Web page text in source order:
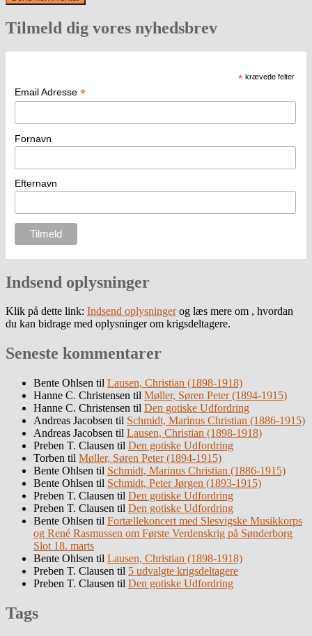
Tilmeld dig vores nyhedsbrev
* krævede felter
Email Adresse *
Fornavn
Efternavn
Indsend oplysninger
Klik på dette link: Indsend oplysningerog læs mere om , hvordan
du kan bidrage med oplysninger om krigsdeltagere.
Seneste kommentarer
Bente Ohlsen til Lausen, Christian (1898-1918)
Hanne C. Christensen til Møller, Søren Peter (1894-1915)
Hanne C. Christensen til Den gotiske Udfordring
Andreas Jacobsen til Schmidt, Marinus Christian (1886-1915)
Andreas Jacobsen til Lausen, Christian (1898-1918)
Preben T. Clausen til Den gotiske Udfordring
Torben til Møller, Søren Peter (1894-1915)
Bente Ohlsen til Schmidt, Marinus Christian (1886-1915)
Bente Ohlsen til Schmidt, Peter Jørgen (1893-1915)
Preben T. Clausen til Den gotiske Udfordring
Preben T. Clausen til Den gotiske Udfordring
Bente Ohlsen til Fortællekoncert med Slesvigske Musikkorps
og René Rasmussen om Første Verdenskrig på Sønderborg
Slot 18. marts
Bente Ohlsen til Lausen, Christian (1898-1918)
Preben T. Clausen til 5 udvalgte krigsdeltagere
Preben T. Clausen til Den gotiske Udfordring
Tags